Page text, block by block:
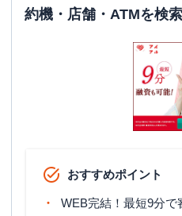
約機・店舗・ATMを検索
おすすめポイント
WEB完結！最短9分